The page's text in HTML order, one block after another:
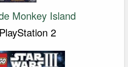
Monkey Island
2